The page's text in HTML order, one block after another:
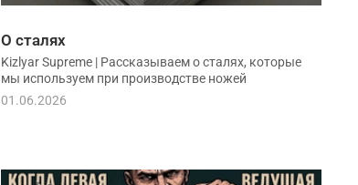
О сталях
Kizlyar Supreme | Рассказываем о сталях, которые
мы используем при производстве ножей
01.06.2026